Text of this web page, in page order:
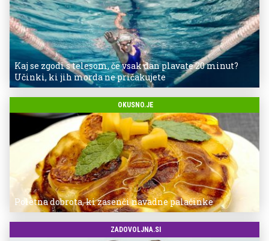
Kaj se zgodi s telesom, če vsak dan plavate 20 minut?
Učinki, ki jih morda ne pričakujete
OKUSNO.JE
Poletna dobrota, ki zasenči navadne palačinke
ZADOVOLJNA.SI